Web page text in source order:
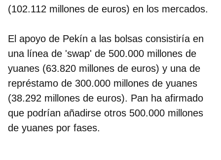
(102.112 millones de euros) en los mercados.
El apoyo de Pekín a las bolsas consistiría en
una línea de 'swap' de 500.000 millones de
yuanes (63.820 millones de euros) y una de
représtamo de 300.000 millones de yuanes
(38.292 millones de euros). Pan ha afirmado
que podrían añadirse otros 500.000 millones
de yuanes por fases.